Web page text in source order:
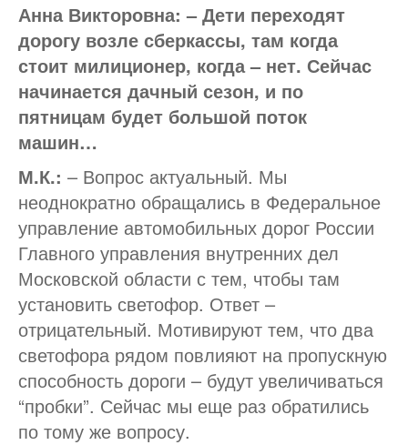
Анна Викторовна: – Дети переходят
дорогу возле сберкассы, там когда
стоит милиционер, когда – нет. Сейчас
начинается дачный сезон, и по
пятницам будет большой поток
машин…
М.К.: – Вопрос актуальный. Мы
неоднократно обращались в Федеральное
управление автомобильных дорог России
Главного управления внутренних дел
Московской области с тем, чтобы там
установить светофор. Ответ –
отрицательный. Мотивируют тем, что два
светофора рядом повлияют на пропускную
способность дороги – будут увеличиваться
“пробки”. Сейчас мы еще раз обратились
по тому же вопросу.